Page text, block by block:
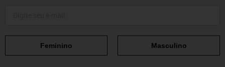
Feminino Masculino